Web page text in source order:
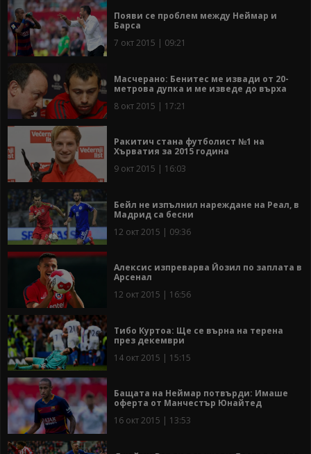
Появи се проблем между Неймар и
Барса
7 окт 2015 | 09:21
Масчерано: Бенитес ме извади от 20-
метрова дупка и ме изведе до върха
8 окт 2015 | 17:21
Ракитич стана футболист №1 на
Хърватия за 2015 година
9 окт 2015 | 16:03
Бейл не изпълнил нареждане на Реал, в
Мадрид са бесни
12 окт 2015 | 09:36
Алексис изпреварва Йозил по заплата в
Арсенал
12 окт 2015 | 16:56
Тибо Куртоа: Ще се върна на терена
през декември
14 окт 2015 | 15:15
Бащата на Неймар потвърди: Имаше
оферта от Манчестър Юнайтед
16 окт 2015 | 13:53